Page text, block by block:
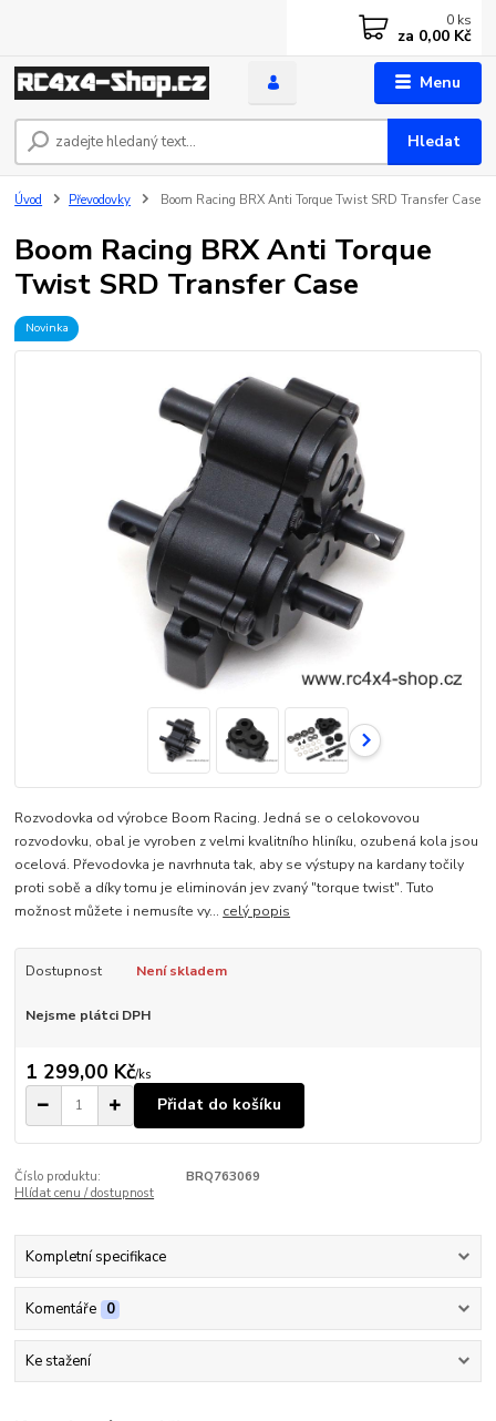
Menu
Hledat
0 ks
za 0,00 Kč
Úvod Převodovky Boom Racing BRX Anti Torque Twist SRD Transfer Case
Boom Racing BRX Anti Torque
Twist SRD Transfer Case
Novinka
Rozvodovka od výrobce Boom Racing. Jedná se o celokovovou
rozvodovku, obal je vyroben z velmi kvalitního hliníku, ozubená kola jsou
ocelová. Převodovka je navrhnuta tak, aby se výstupy na kardany točily
proti sobě a díky tomu je eliminován jev zvaný "torque twist". Tuto
možnost můžete i nemusíte vy... celý popis
Dostupnost Není skladem
Nejsme plátci DPH
1 299,00 Kč/ks
Přidat do košíku
Číslo produktu:
BRQ763069
Hlídat cenu / dostupnost
Kompletní specifikace
Komentáře 0
Ke stažení